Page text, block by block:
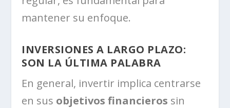
mantener su enfoque.
INVERSIONES A LARGO PLAZO:
SON LA ÚLTIMA PALABRA
En general, invertir implica centrarse
en sus objetivos financieros sin